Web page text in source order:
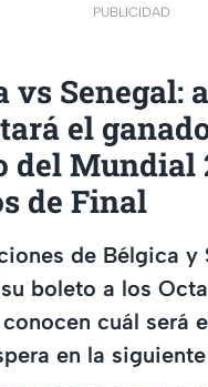
PUBLICIDAD
vs Senegal:
el
del Mundial
de Final
de Bélgica y
boleto a los
cuál será
en la